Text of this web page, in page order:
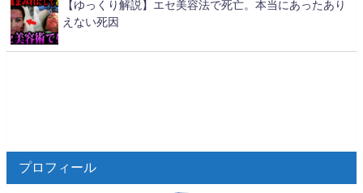
【ゆっくり解説】エセ美容法で死亡。本当にあったあり
えない死因
プロフィール